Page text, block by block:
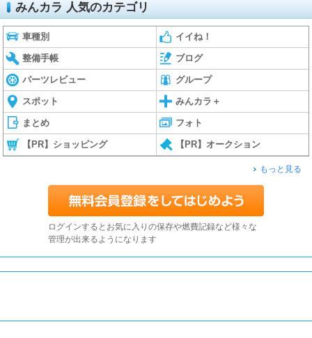
みんカラ 人気のカテゴリ
車種別 イイね！
整備手帳 ブログ
パーツレビュー グループ
スポット みんカラ＋
まとめ フォト
【PR】ショッピング 【PR】オークション
もっと見る
ログインするとお気に入りの保存や燃費記録など様々な
管理が出来るようになります